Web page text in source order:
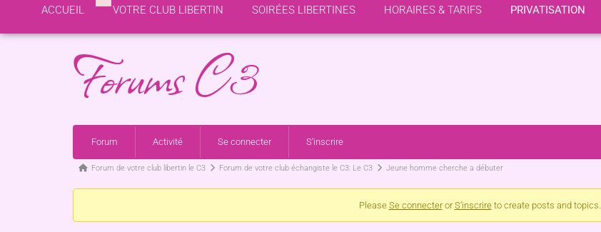
ACCUEIL VOTRE CLUB LIBERTIN SOIRÉES LIBERTINES HORAIRES & TARIFS PRIVATISATION
Forums C3
Forum Activité Se connecter S’inscrire
Forum de votre club libertin le C3 Forum de votre club échangiste le C3: Le C3 Jeune homme cherche a débuter
Please Se connecterorS’inscrireto create posts and topics.
Failed to initialize plugin: wplink